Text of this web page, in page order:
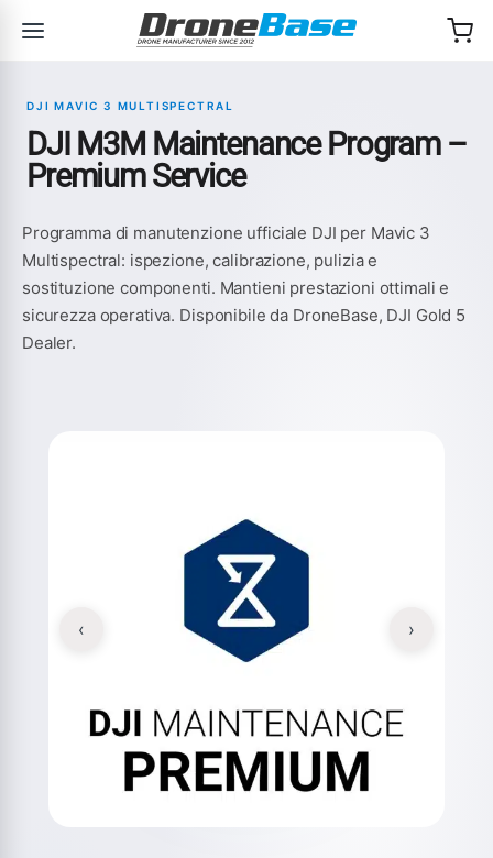
DJI MAVIC 3 MULTISPECTRAL
DJI M3M Maintenance Program –
Premium Service
Programma di manutenzione ufficiale DJI per Mavic 3
Multispectral: ispezione, calibrazione, pulizia e
sostituzione componenti. Mantieni prestazioni ottimali e
sicurezza operativa. Disponibile da DroneBase, DJI Gold 5
Dealer.
‹ ›